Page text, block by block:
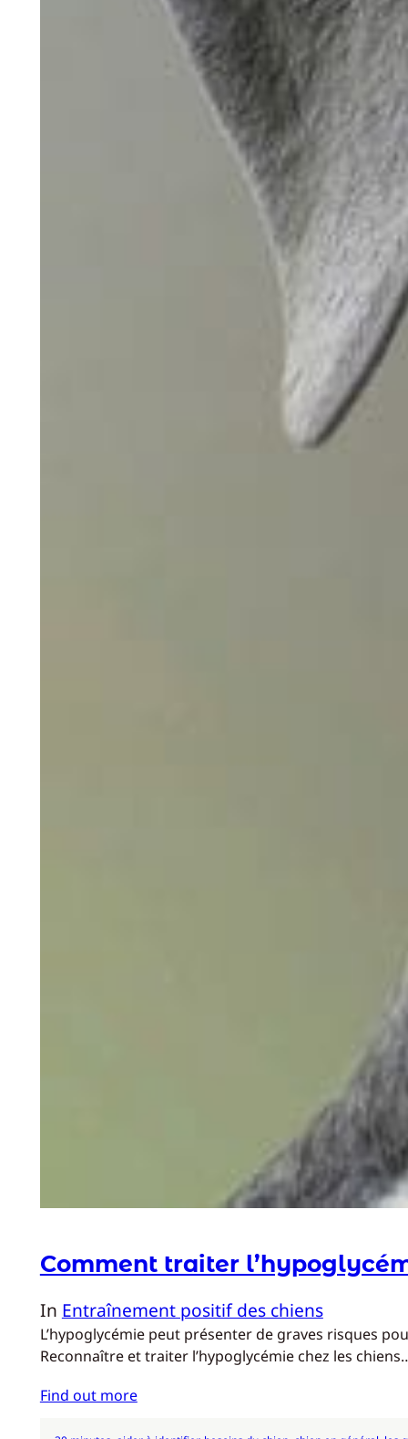
Comment traiter
In Entraînement positif des chiens
L’hypoglycémie peut présenter de graves risques
Reconnaître et traiter l’hypoglycémie chez les
Find out more